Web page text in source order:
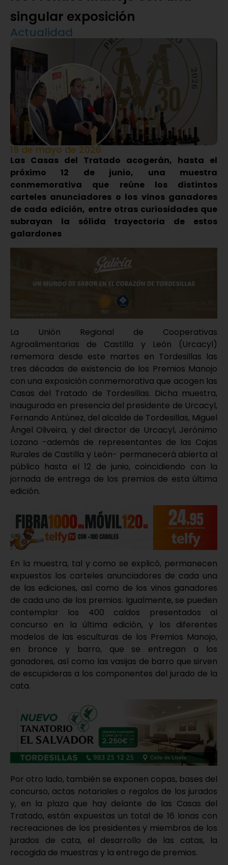
singular exposición
Actualidad
19 de mayo de 2026
Las Casas del Tratado acogerán, hasta el
próximo 12 de junio, una muestra
conmemorativa que reúne los distintos
carteles anunciadores o los vinos ganadores
de cada edición, entre otras curiosidades que
subrayan la sólida trayectoria de estos
galardones
La Unión Regional de Cooperativas
Agroalimentarias de Castilla y León (Urcacyl)
rememora desde este martes en Tordesillas las
tres décadas de existencia de los Premios Manojo
con una exposición conmemorativa que acogen las
Casas del Tratado de Tordesillas. Dicha muestra,
inaugurada en presencia del presidente de Urcacyl,
Fernando Antúnez, del alcalde de Tordesillas, Miguel
Ángel Oliveira, y del director de Urcacyl, Jerónimo
Lozano -además de representantes de las Cajas
Rurales de Castilla y León- permanecerá abierta al
público hasta el 12 de junio, coincidiendo con la
jornada de entrega de los premios de esta última
edición.
En la muestra, tal y como se explicó, permanecen
expuestos los carteles anunciadores de cada una
de las ediciones, así como de los vinos ganadores
de cada uno de los premios. Igualmente, se pueden
contemplar los 400 caldos presentados al
concurso en la última edición, y los diferentes
modelos de las esculturas de los Premios Manojo,
en bronce y barro, que se entregan a los
ganadores, así como las vasijas de barro que sirven
de escupideras a los componentes del jurado de la
cata.
Por otro lado, también se exponen copas, bases del
concurso, actas notariales o regalos de los jurados
y, en la plaza que hay delante de las Casas del
Tratado, están expuestas un total de 16 lonas con
recreaciones de los presidentes y miembros de los
jurados de cata, el desarrollo de las catas, la
recogida de muestras y la entrega de premios.